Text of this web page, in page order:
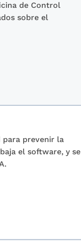
de Control
sobre el
prevenir la
el software, y se